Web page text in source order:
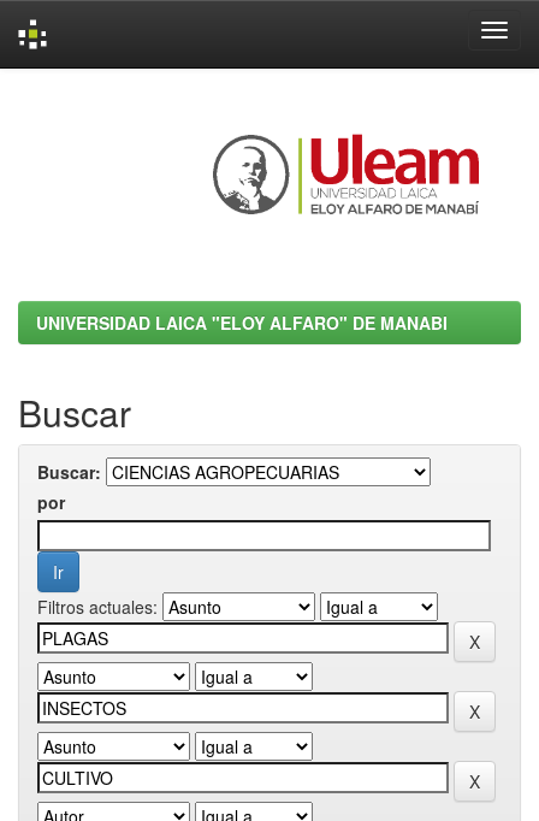
UNIVERSIDAD LAICA "ELOY ALFARO" DE MANABI
Buscar
Buscar:
por
Filtros actuales: